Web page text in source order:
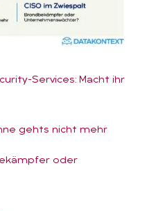
Services: Macht ihr
gehts nicht mehr
oder